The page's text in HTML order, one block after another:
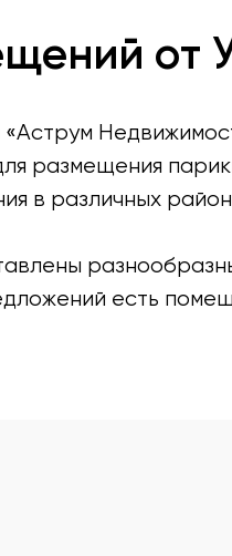
от
размещения
в различных
есть